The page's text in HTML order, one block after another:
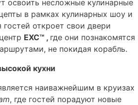
освоить несложные кулинарные
в рамках кулинарных шоу и
гостей откроет свои двери
EXC™ , где они познакомятся
не покидая корабль.
кухни
наиважнейшим в круизах
, где гостей порадуют новые